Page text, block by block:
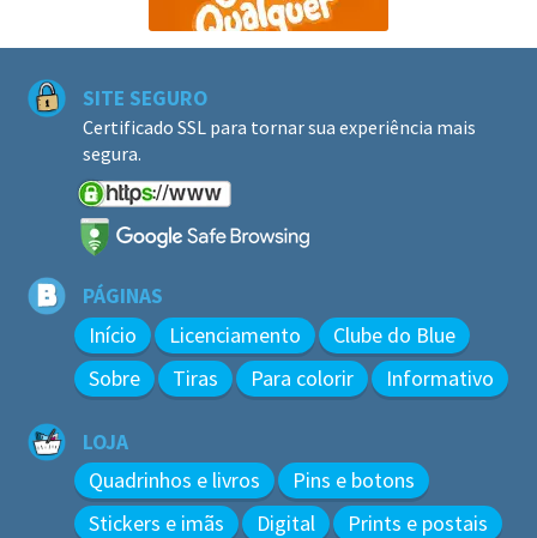
SITE SEGURO
Certificado SSL para tornar sua experiência mais
segura.
PÁGINAS
Início Licenciamento
Clube do Blue
Sobre
Tiras Para colorir Informativo
LOJA
Quadrinhos e livros
Pins e botons
Stickers e imãs
Digital Prints e postais